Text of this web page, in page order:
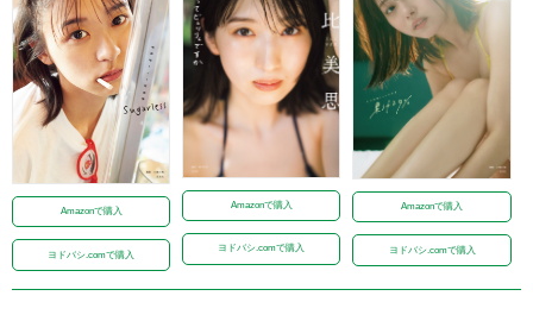
Amazonで購入
ヨドバシ.comで購入
Amazonで購入
ヨドバシ.comで購入
Amazonで購入
ヨドバシ.comで購入